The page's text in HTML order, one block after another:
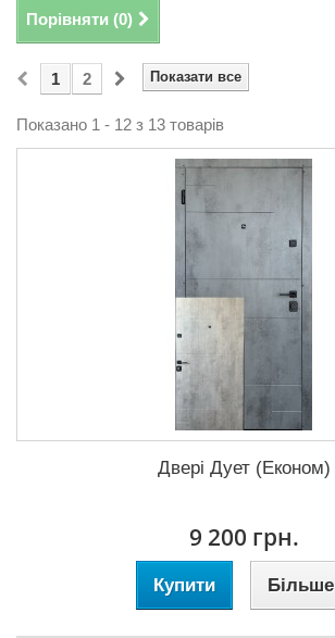
Порівняти (0)
Показати все
1 2
Показано 1 - 12 з 13 товарів
Двері Дует (Економ)
9 200 грн.
Купити Більше